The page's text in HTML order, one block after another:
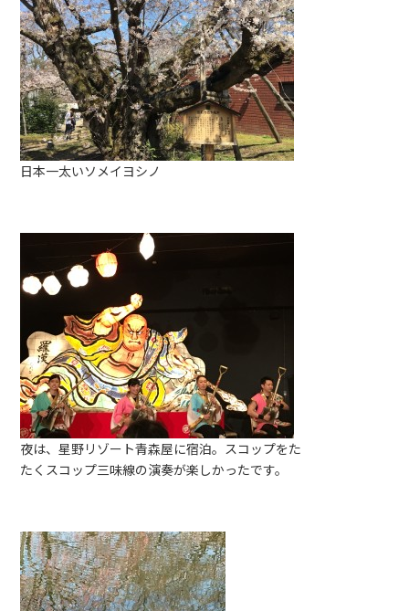
日本一太いソメイヨシノ
夜は、星野リゾート青森屋に宿泊。スコップをた
たくスコップ三味線の演奏が楽しかったです。